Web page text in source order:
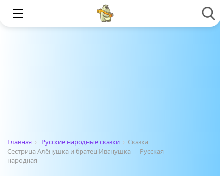
Главная › Русские народные сказки › Сказка
Сестрица Алёнушка и братец Иванушка — Русская
народная